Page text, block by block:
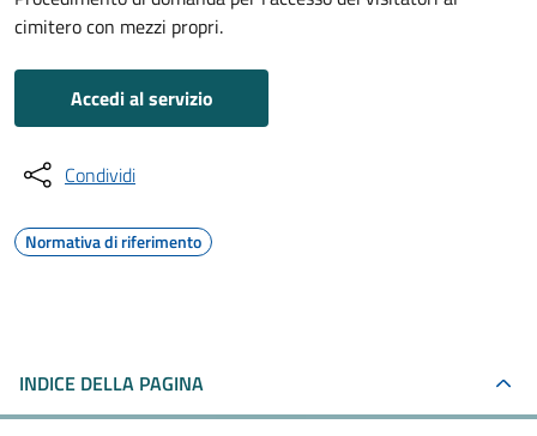
cimitero con mezzi propri.
Accedi al servizio
Condividi
Normativa di riferimento
INDICE DELLA PAGINA